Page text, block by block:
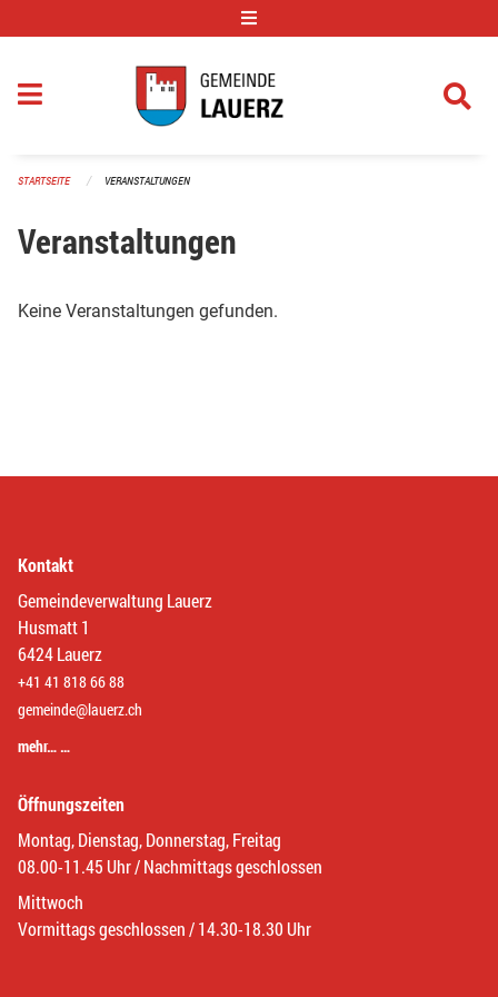
STARTSEITE VERANSTALTUNGEN
Veranstaltungen
Keine Veranstaltungen gefunden.
Kontakt
Gemeindeverwaltung Lauerz
Husmatt 1
6424 Lauerz
+41 41 818 66 88
gemeinde@lauerz.ch
mehr… …
Öffnungszeiten
Montag, Dienstag, Donnerstag, Freitag
08.00-11.45 Uhr / Nachmittags geschlossen
Mittwoch
Vormittags geschlossen / 14.30-18.30 Uhr